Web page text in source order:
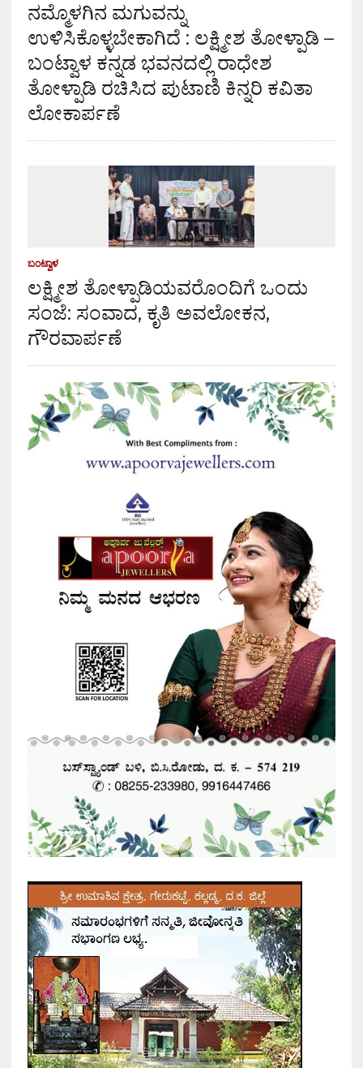
ನಮ್ಮೊಳಗಿನ ಮಗುವನ್ನು
ಉಳಿಸಿಕೊಳ್ಳಬೇಕಾಗಿದೆ : ಲಕ್ಷ್ಮೀಶ ತೋಳ್ಪಾಡಿ –
ಬಂಟ್ವಾಳ ಕನ್ನಡ ಭವನದಲ್ಲಿ ರಾಧೇಶ
ತೋಳ್ಪಾಡಿ ರಚಿಸಿದ ಪುಟಾಣಿ ಕಿನ್ನರಿ ಕವಿತಾ
ಲೋಕಾರ್ಪಣೆ
ಬಂಟ್ವಾಳ
ಲಕ್ಷ್ಮೀಶ ತೋಳ್ಪಾಡಿಯವರೊಂದಿಗೆ ಒಂದು
ಸಂಜೆ: ಸಂವಾದ, ಕೃತಿ ಅವಲೋಕನ,
ಗೌರವಾರ್ಪಣೆ